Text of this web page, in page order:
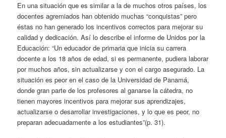
En una situación que es similar a la de muchos otros países, los
docentes agremiados han obtenido muchas “conquistas” pero
éstas no han generado los incentivos correctos para mejorar su
calidad y dedicación. Así lo describe el informe de Unidos por la
Educación: “Un educador de primaria que inicia su carrera
docente a los 18 años de edad, si es permanente, pudiera laborar
por muchos años, sin actualizarse y con el cargo asegurado. La
situación es peor en el caso de la Universidad de Panamá,
donde gran parte de los profesores al ganarse la cátedra, no
tienen mayores incentivos para mejorar sus aprendizajes,
actualizarse o desarrollar investigaciones, y lo que es peor, no
preparan adecuadamente a los estudiantes”(p. 31).